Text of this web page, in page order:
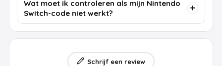
Wat moet ik controleren als mijn Nintendo
Switch-code niet werkt?
Schrijf een review